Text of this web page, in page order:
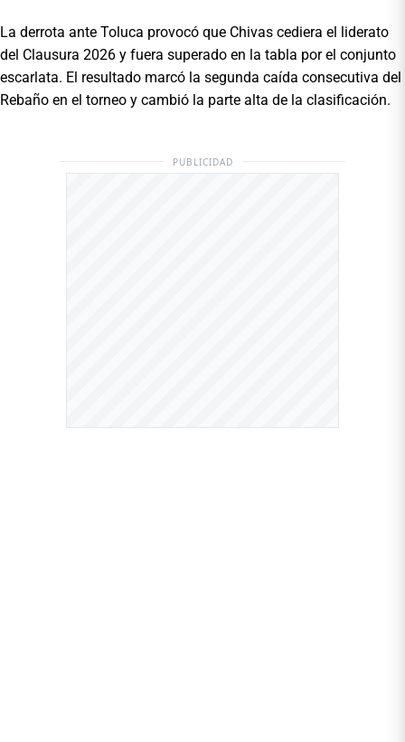
La derrota ante Toluca provocó que Chivas cediera el liderato
del Clausura 2026 y fuera superado en la tabla por el conjunto
escarlata. El resultado marcó la segunda caída consecutiva del
Rebaño en el torneo y cambió la parte alta de la clasificación.
PUBLICIDAD